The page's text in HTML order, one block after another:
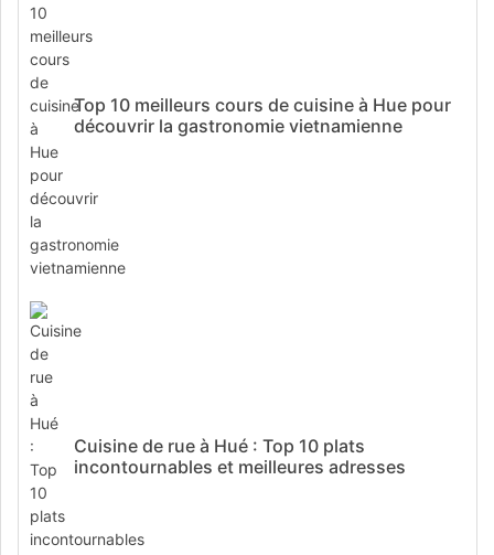
Top 10 meilleurs cours de cuisine à Hue pour
découvrir la gastronomie vietnamienne
Cuisine de rue à Hué : Top 10 plats
incontournables et meilleures adresses